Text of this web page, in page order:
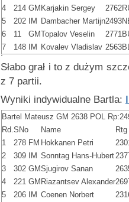
4
214 GMKarjakin Sergey 2762
5
202 IM Dambacher Martijn2493
6
11 GMTopalov Veselin 2771
7
148 IM Kovalev Vladislav 2563
Słabo grał i to z dużym
z 7 partii.
Wyniki indywidualne Bartla:
Bartel Mateusz GM 2638 POL
Rd.SNo Name
Rtg
1
278 FM Hokkanen Petri
2
309 IM Sonntag Hans-Hubert
3
302 GMSjugirov Sanan
4
221 GM Riazantsev Alexander
5
206 IM Coenen Norbert